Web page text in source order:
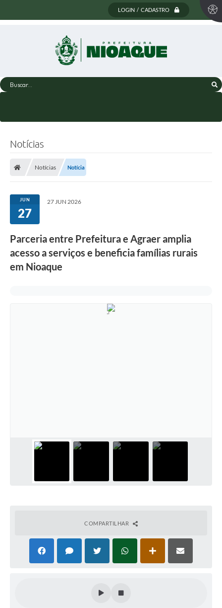
LOGIN / CADASTRO
Buscar...
Notícias
Notícias Notícia
JUN
27
27 JUN 2026
Parceria entre Prefeitura e Agraer amplia
acesso a serviços e beneficia famílias rurais
em Nioaque
COMPARTILHAR